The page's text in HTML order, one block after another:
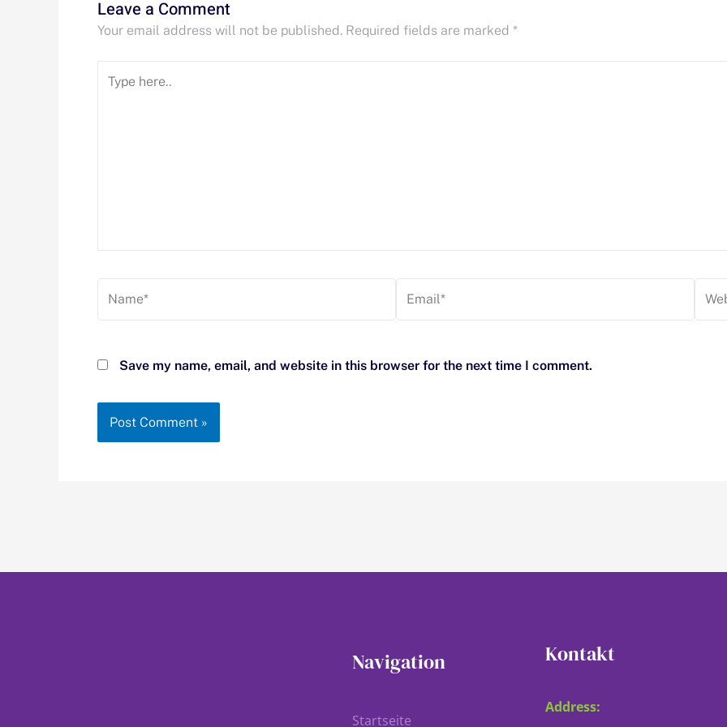
Leave a Comment
Your email address will not be published. Required fields are marked *
Type
Name* Email*
Save my name, email, and website in this browser for the next time I comment.
Navigation
Startseite
Kontakt
Address: